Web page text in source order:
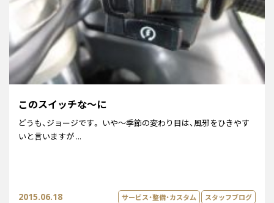
このスイッチな～に
どうも、ジョージです。 いや～季節の変わり目は、風邪をひきやす
いと言いますが ...
2015.06.18 サービス・整備・カスタム スタッフブログ